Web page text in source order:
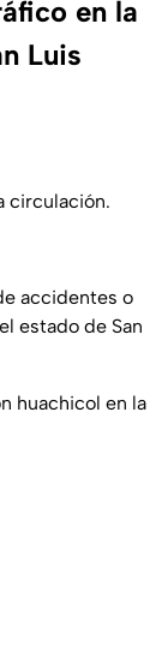
en la
Luis
circulación.
accidentes o
estado de San
huachicol en la